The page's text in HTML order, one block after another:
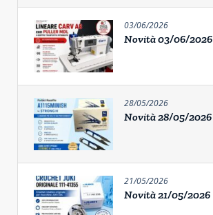
03/06/2026
Novità 03/06/2026
28/05/2026
Novità 28/05/2026
21/05/2026
Novità 21/05/2026